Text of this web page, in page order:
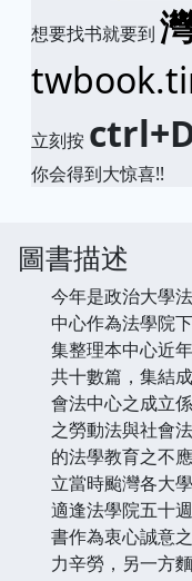
想要找书就要到
立刻按
你会得到大惊喜!!
圖書描述
今年是政治大學
中心作為法學院
集整理本中心近
共十數篇，集結
會法中心之成立
之勞動法與社會
的法學教育之不
立當時颱灣各大
適逢法學院五十
書作為衷心誠意
力辛勞，另一方